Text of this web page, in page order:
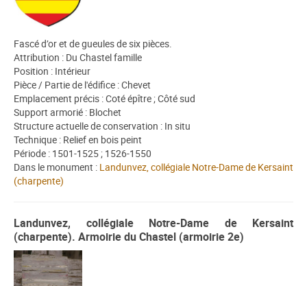
Fascé d’or et de gueules de six pièces.
Attribution : Du Chastel famille
Position : Intérieur
Pièce / Partie de l'édifice : Chevet
Emplacement précis : Coté épître ; Côté sud
Support armorié : Blochet
Structure actuelle de conservation : In situ
Technique : Relief en bois peint
Période : 1501-1525 ; 1526-1550
Dans le monument : Landunvez, collégiale Notre-Dame de Kersaint
(charpente)
Landunvez, collégiale Notre-Dame de Kersaint
(charpente). Armoirie du Chastel (armoirie 2e)